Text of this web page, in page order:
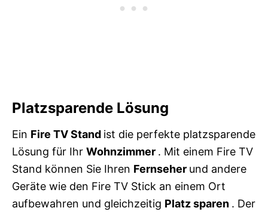
Platzsparende Lösung
Ein Fire TV Stand ist die perfekte platzsparende
Lösung für Ihr Wohnzimmer . Mit einem Fire TV
Stand können Sie Ihren Fernseher und andere
Geräte wie den Fire TV Stick an einem Ort
aufbewahren und gleichzeitig Platz sparen . Der